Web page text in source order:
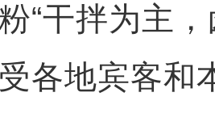
“干拌为主
各地宾客和